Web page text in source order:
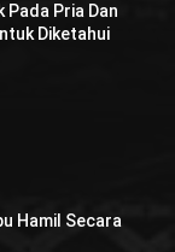
Pada Pria Dan
Diketahui
Hamil Secara